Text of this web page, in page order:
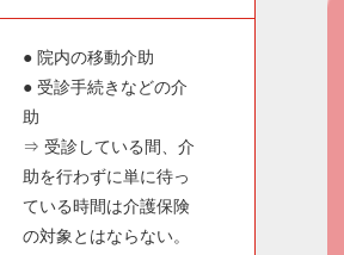
● 院内の移動介助
● 受診手続きなどの介
助
⇒ 受診している間、介
助を行わずに単に待っ
ている時間は介護保険
の対象とはならない。